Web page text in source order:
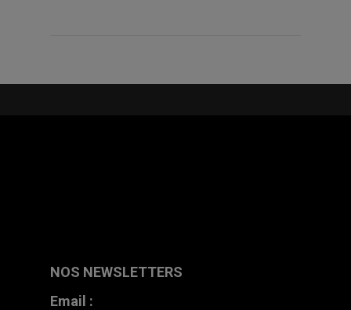
NOS NEWSLETTERS
Email :